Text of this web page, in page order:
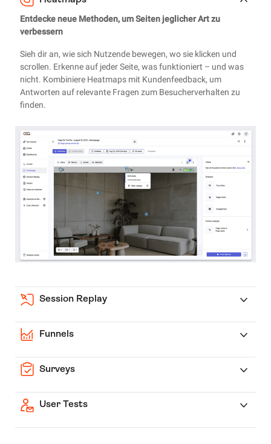
Entdecke neue Methoden, um Seiten jeglicher Art zu
verbessern
Sieh dir an, wie sich Nutzende bewegen, wo sie klicken und
scrollen. Erkenne auf jeder Seite, was funktioniert – und was
nicht. Kombiniere Heatmaps mit Kundenfeedback, um
Antworten auf relevante Fragen zum Besucherverhalten zu
finden.
Session Replay
Funnels
Surveys
User Tests